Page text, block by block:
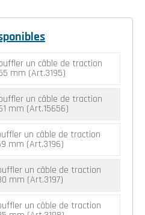
un câble de traction
mm (Art.3195)
un câble de traction
mm (Art.15656)
un câble de traction
mm (Art.3196)
un câble de traction
mm (Art.3197)
un câble de traction